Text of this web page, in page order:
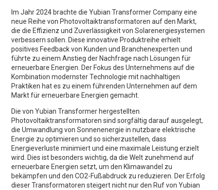
Im Jahr 2024 brachte die Yubian Transformer Company eine
neue Reihe von Photovoltaiktransformatoren auf den Markt,
die die Effizienz und Zuverlässigkeit von Solarenergiesystemen
verbessern sollen. Diese innovative Produktreihe erhielt
positives Feedback von Kunden und Branchenexperten und
führte zu einem Anstieg der Nachfrage nach Lösungen für
erneuerbare Energien. Der Fokus des Unternehmens auf die
Kombination modernster Technologie mit nachhaltigen
Praktiken hat es zu einem führenden Unternehmen auf dem
Markt für erneuerbare Energien gemacht.
Die von Yubian Transformer hergestellten
Photovoltaiktransformatoren sind sorgfältig darauf ausgelegt,
die Umwandlung von Sonnenenergie in nutzbare elektrische
Energie zu optimieren und so sicherzustellen, dass
Energieverluste minimiert und eine maximale Leistung erzielt
wird. Dies ist besonders wichtig, da die Welt zunehmend auf
erneuerbare Energien setzt, um den Klimawandel zu
bekämpfen und den CO2-Fußabdruck zu reduzieren. Der Erfolg
dieser Transformatoren steigert nicht nur den Ruf von Yubian